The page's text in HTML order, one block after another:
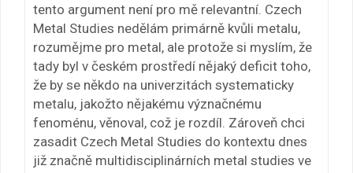
tento argument není pro mě relevantní. Czech
Metal Studies nedělám primárně kvůli metalu,
rozumějme pro metal, ale protože si myslím, že
tady byl v českém prostředí nějaký deficit toho,
že by se někdo na univerzitách systematicky
metalu, jakožto nějakému význačnému
fenoménu, věnoval, což je rozdíl. Zároveň chci
zasadit Czech Metal Studies do kontextu dnes
již značně multidisciplinárních metal studies ve